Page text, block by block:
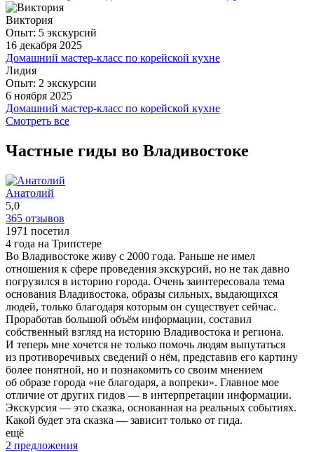
Кореи и хочет попробовать себя в необычном занятии.
ещё
Отличная церемония, нам очень понравилась, подробно
рассказали про виды чаев, процессы производства,
специфику конкретных, особенно тех, что пробовали.
Спасибо!
ещё
Виктория
Опыт: 5 экскурсий
16 декабря 2025
Домашний мастер-класс по корейской кухне
Необычная экскурсия! Игорь сумел создать
непринужденную обстановку, провели время будто за
беседой хороших приятелей👍блюдо тоже понравилось, из
простых ингредиентов, но интересное и сытное😋
ещё
Лидия
Опыт: 2 экскурсии
6 ноября 2025
Домашний мастер-класс по корейской кухне
Отличный мастер- класс! Мы с удовольствием провели
Под её чутким руководством мы в течении часа освоили
приготовление сытного и питательного блюда
дегустацию этого блюда приготовленное собственными
руками! Спасибо ❤️
ещё
Смотреть все
Частные гиды во Владивостоке
Анатолий
5,0
365 отзывов
1971 посетил
4 года на Трипстере
Во Владивостоке живу с 2000 года. Раньше не имел
отношения к сфере проведения экскурсий, но не так давно
погрузился в историю города. Очень заинтересовала тема
основания Владивостока, образы сильных, выдающихся
людей, только благодаря которым он существует сейчас.
Проработав большой объём информации, составил
собственный взгляд на историю Владивостока и региона.
И теперь мне хочется не только помочь людям выпутаться
из противоречивых сведений о нём, представив его картину
более понятной, но и познакомить со своим мнением
об образе города «не благодаря, а вопреки». Главное мое
отличие от других гидов — в интерпретации информации.
Экскурсия — это сказка, основанная на реальных событиях.
Какой будет эта сказка — зависит только от гида.
ещё
2 предложения